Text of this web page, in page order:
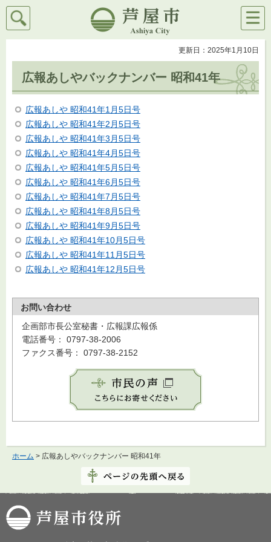
芦屋市
検索
メニ
ュー
更新日：2025年1月10日
広報あしやバックナンバー 昭和41年
広報あしや 昭和41年1月5日号
広報あしや 昭和41年2月5日号
広報あしや 昭和41年3月5日号
広報あしや 昭和41年4月5日号
広報あしや 昭和41年5月5日号
広報あしや 昭和41年6月5日号
広報あしや 昭和41年7月5日号
広報あしや 昭和41年8月5日号
広報あしや 昭和41年9月5日号
広報あしや 昭和41年10月5日号
広報あしや 昭和41年11月5日号
広報あしや 昭和41年12月5日号
お問い合わせ
企画部市長公室秘書・広報課広報係
電話番号： 0797-38-2006
ファクス番号： 0797-38-2152
ホーム > 広報あしやバックナンバー 昭和41年
芦屋市役所